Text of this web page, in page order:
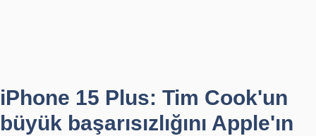
iPhone 15 Plus: Tim Cook'un
büyük başarısızlığını Apple'ın